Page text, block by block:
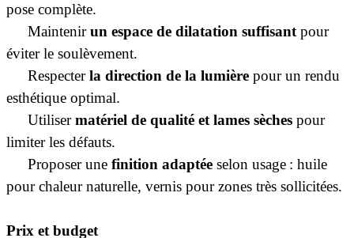
pose complète.
Maintenirun espace de dilatation suffisant pour
éviter le soulèvement.
Respecterla direction de la lumière pour un rendu
esthétique optimal.
Utilisermatériel de qualité et lames sèches pour
limiter les défauts.
Proposer une finition adaptée selon usage : huile
pour chaleur naturelle, vernis pour zones très sollicitées.
Prix et budget